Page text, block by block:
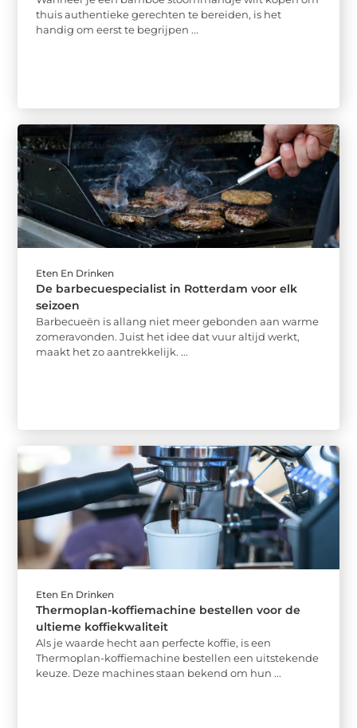
thuis authentieke gerechten te bereiden, is het
handig om eerst te begrijpen ...
Eten En Drinken
De barbecuespecialist in Rotterdam voor elk
seizoen
Barbecueën is allang niet meer gebonden aan warme
zomeravonden. Juist het idee dat vuur altijd werkt,
maakt het zo aantrekkelijk. ...
Eten En Drinken
Thermoplan-koffiemachine bestellen voor de
ultieme koffiekwaliteit
Als je waarde hecht aan perfecte koffie, is een
Thermoplan-koffiemachine bestellen een uitstekende
keuze. Deze machines staan bekend om hun ...